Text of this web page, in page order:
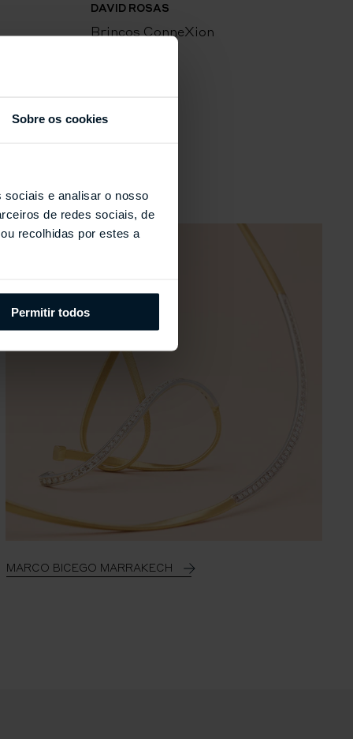
Sobre os cookies
sociais e analisar o nosso
de redes sociais, de
recolhidas por estes a
Permitir todos
DAVID ROSAS
Brincos ConneXion
MARCO BICEGO MARRAKECH